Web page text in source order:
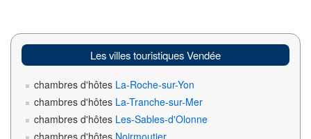
Les villes touristiques Vendée
chambres d'hôtes La-Roche-sur-Yon
chambres d'hôtes La-Tranche-sur-Mer
chambres d'hôtes Les-Sables-d'Olonne
chambres d'hôtes Noirmoutier